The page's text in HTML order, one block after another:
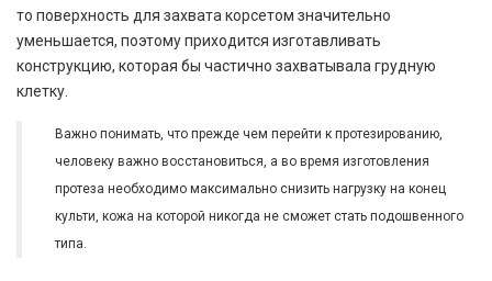
то поверхность для захвата корсетом значительно
уменьшается, поэтому приходится изготавливать
конструкцию, которая бы частично захватывала грудную
клетку.
Важно понимать, что прежде чем перейти к протезированию,
человеку важно восстановиться, а во время изготовления
протеза необходимо максимально снизить нагрузку на конец
культи, кожа на которой никогда не сможет стать подошвенного
типа.